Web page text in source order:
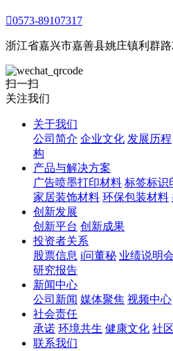
0573-89107317
浙江省嘉兴市嘉善县姚庄镇利群路
扫一扫
关注我们
关于我们
公司简介 企业文化 发展历程
构
产品与解决方案
广告喷墨打印材料 标签标识
家居装饰材料 环保包装材料
创新发展
创新平台 创新成果
投资者关系
股票信息 i问董秘 业绩说明会
研究报告
新闻中心
公司新闻 媒体聚焦 视频中心
社会责任
承诺 环境共生 健康文化 社
联系我们